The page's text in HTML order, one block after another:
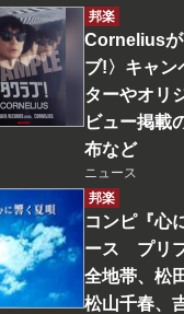
邦楽
Corneliusが
ブ!〉キャ
ターやオリ
ビュー掲載
布など
ニュース
邦楽
コンピ『心
ース プリ
全地帯、松
松山千春、